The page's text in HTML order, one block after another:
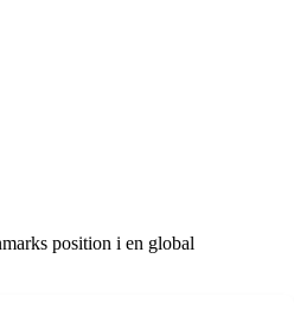
position i en global